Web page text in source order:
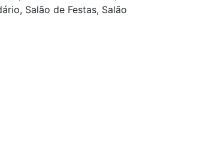
Salão de Festas, Salão